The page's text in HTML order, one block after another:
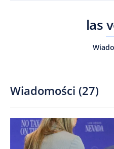
las
Wiadomości (27)